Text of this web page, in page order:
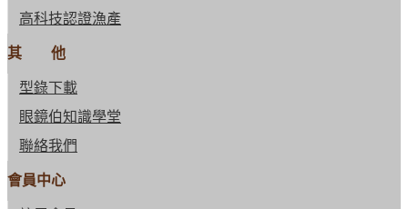
高科技認證漁產
其 他
型錄下載
眼鏡伯知識學堂
聯絡我們
會員中心